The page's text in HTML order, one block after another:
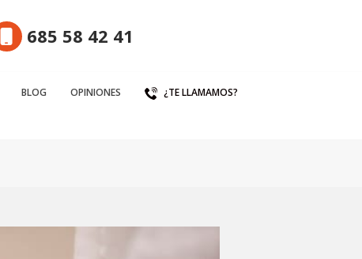
685 58 42 41
BLOG OPINIONES ¿TE LLAMAMOS?